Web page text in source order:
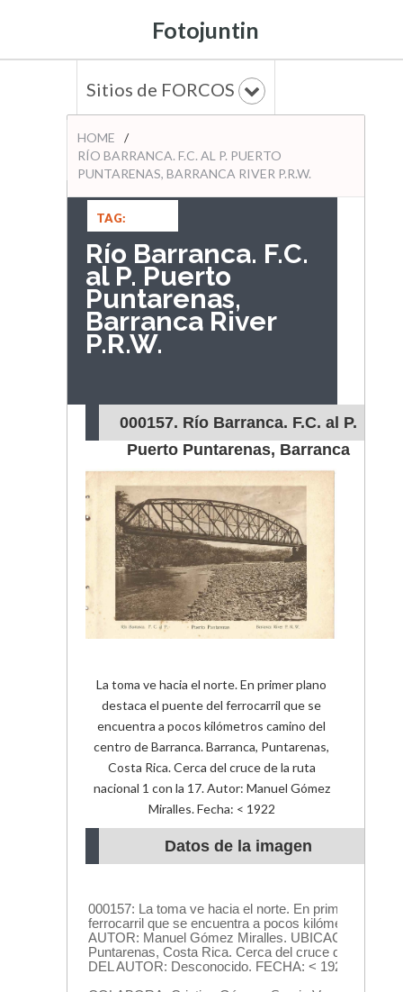
Fotojuntin
Sitios de FORCOS
HOME
/
RÍO BARRANCA. F.C. AL P. PUERTO
PUNTARENAS, BARRANCA RIVER P.R.W.
TAG:
Río Barranca. F.C.
al P. Puerto
Puntarenas,
Barranca River
P.R.W.
000157. Río Barranca. F.C. al P.
Puerto Puntarenas, Barranca
River P.R.W.
La toma ve hacia el norte. En primer plano
destaca el puente del ferrocarril que se
encuentra a pocos kilómetros camino del
centro de Barranca. Barranca, Puntarenas,
Costa Rica. Cerca del cruce de la ruta
nacional 1 con la 17. Autor: Manuel Gómez
Miralles. Fecha: < 1922
Datos de la imagen